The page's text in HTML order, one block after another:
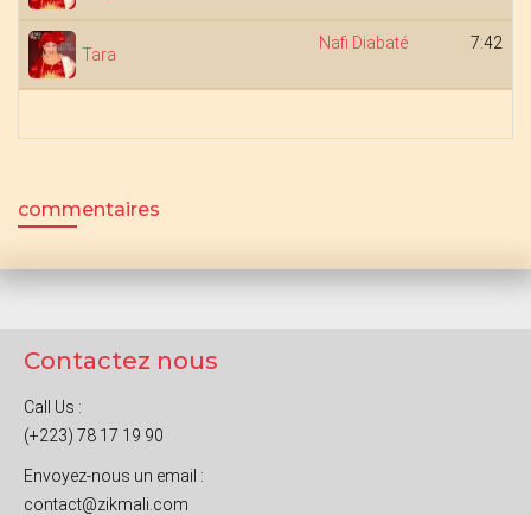
Tara
Nafi Diabaté 7:42
commentaires
Contactez nous
Call Us :
(+223) 78 17 19 90
Envoyez-nous un email :
contact@zikmali.com